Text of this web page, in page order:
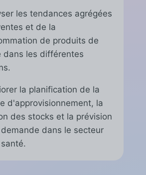
les tendances agrégées
et de la
de produits de
dans les différentes
la planification de la
d'approvisionnement, la
des stocks et la prévision
dans le secteur